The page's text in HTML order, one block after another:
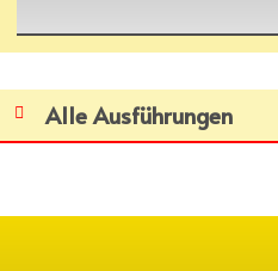
Alle Ausführungen